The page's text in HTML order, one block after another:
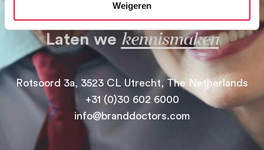
Weigeren
Laten we kennismaken
Rotsoord 3a, 3523 CL Utrecht, The Netherlands
+31 (0)30 602 6000
info@branddoctors.com